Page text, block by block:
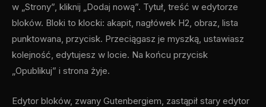
w „Strony”, kliknij „Dodaj nową”. Tytuł, treść w edytorze
bloków. Bloki to klocki: akapit, nagłówek H2, obraz, lista
punktowana, przycisk. Przeciągasz je myszką, ustawiasz
kolejność, edytujesz w locie. Na końcu przycisk
„Opublikuj” i strona żyje.
Edytor bloków, zwany Gutenbergiem, zastąpił stary edytor